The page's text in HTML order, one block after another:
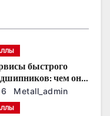
быстрого
чем они
на
Metall_admin